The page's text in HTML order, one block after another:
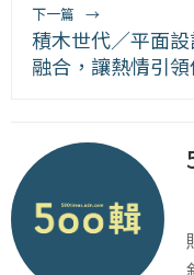
下一篇 →
積木世代／平面
融合，讓熱情引